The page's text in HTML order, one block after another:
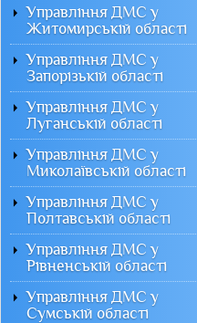
Управління ДМС у
Житомирській області
Управління ДМС у
Запорізькій області
Управління ДМС у
Луганській області
Управління ДМС у
Миколаївській області
Управління ДМС у
Полтавській області
Управління ДМС у
Рівненській області
Управління ДМС у
Сумській області